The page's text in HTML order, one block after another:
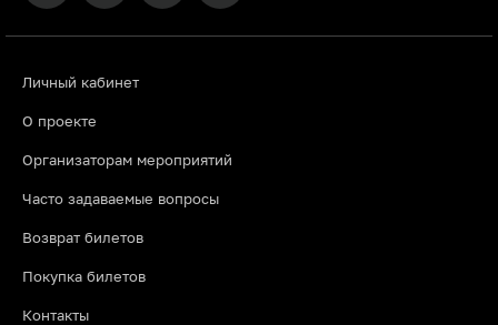
Личный кабинет
О проекте
Организаторам мероприятий
Часто задаваемые вопросы
Возврат билетов
Покупка билетов
Контакты